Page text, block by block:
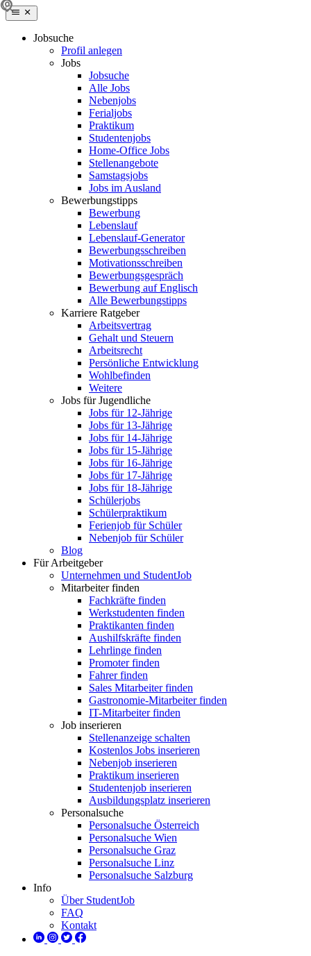
Jobsuche
Profil anlegen
Jobs
Jobsuche
Alle Jobs
Nebenjobs
Ferialjobs
Praktikum
Studentenjobs
Home-Office Jobs
Stellenangebote
Samstagsjobs
Jobs im Ausland
Bewerbungstipps
Bewerbung
Lebenslauf
Lebenslauf-Generator
Bewerbungsschreiben
Motivationsschreiben
Bewerbungsgespräch
Bewerbung auf Englisch
Alle Bewerbungstipps
Karriere Ratgeber
Arbeitsvertrag
Gehalt und Steuern
Arbeitsrecht
Persönliche Entwicklung
Wohlbefinden
Weitere
Jobs für Jugendliche
Jobs für 12-Jährige
Jobs für 13-Jährige
Jobs für 14-Jährige
Jobs für 15-Jährige
Jobs für 16-Jährige
Jobs für 17-Jährige
Jobs für 18-Jährige
Schülerjobs
Schülerpraktikum
Ferienjob für Schüler
Nebenjob für Schüler
Blog
Für Arbeitgeber
Unternehmen und StudentJob
Mitarbeiter finden
Fachkräfte finden
Werkstudenten finden
Praktikanten finden
Aushilfskräfte finden
Lehrlinge finden
Promoter finden
Fahrer finden
Sales Mitarbeiter finden
Gastronomie-Mitarbeiter finden
IT-Mitarbeiter finden
Job inserieren
Stellenanzeige schalten
Kostenlos Jobs inserieren
Nebenjob inserieren
Praktikum inserieren
Studentenjob inserieren
Ausbildungsplatz inserieren
Personalsuche
Personalsuche Österreich
Personalsuche Wien
Personalsuche Graz
Personalsuche Linz
Personalsuche Salzburg
Info
Über StudentJob
FAQ
Kontakt